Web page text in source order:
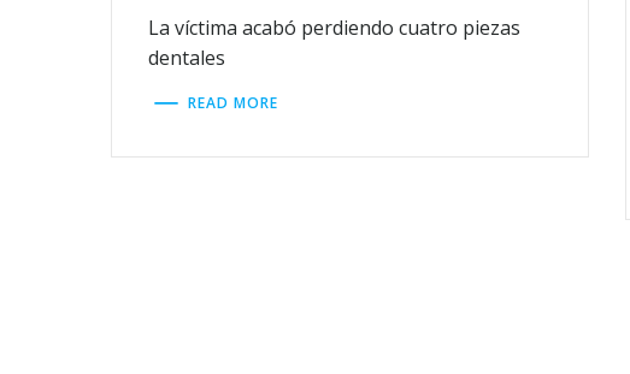
La víctima acabó perdiendo cuatro piezas
dentales
READ MORE